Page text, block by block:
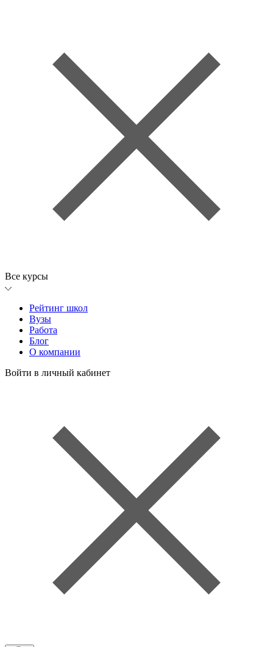
Все курсы
Рейтинг школ
Вузы
Работа
Блог
О компании
Войти в личный кабинет